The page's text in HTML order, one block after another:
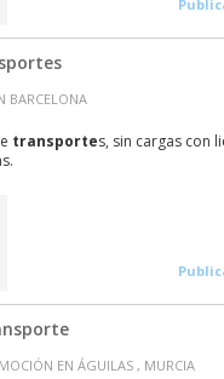
BARCELONA
transportes, sin cargas con
EN ÁGUILAS , MURCIA